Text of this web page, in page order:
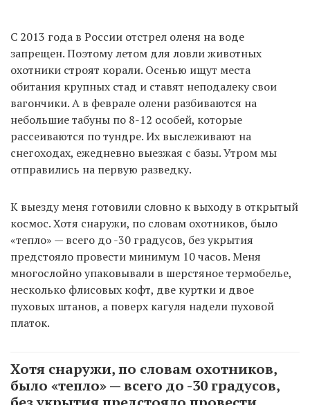
С 2013 года в России отстрел оленя на воде
запрещен. Поэтому летом для ловли животных
охотники строят корали. Осенью ищут места
обитания крупных стад и ставят неподалеку свои
вагончики. А в феврале олени разбиваются на
небольшие табуны по 8-12 особей, которые
рассеиваются по тундре. Их выслеживают на
снегоходах, ежедневно выезжая с базы. Утром мы
отправились на первую разведку.
К выезду меня готовили словно к выходу в открытый
космос. Хотя снаружи, по словам охотников, было
«тепло» — всего до -30 градусов, без укрытия
предстояло провести минимум 10 часов. Меня
многослойно упаковывали в шерстяное термобелье,
несколько флисовых кофт, две куртки и двое
пуховых штанов, а поверх кагуля надели пуховой
платок.
Хотя снаружи, по словам охотников,
было «тепло» — всего до -30 градусов,